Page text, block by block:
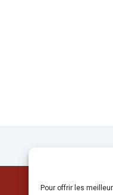
Pour offrir les